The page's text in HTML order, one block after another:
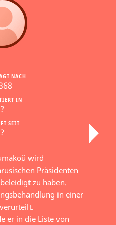
SEIT
?
IN
?
NACH
wird
Präsidenten
zu haben.
in einer
er in die Liste von